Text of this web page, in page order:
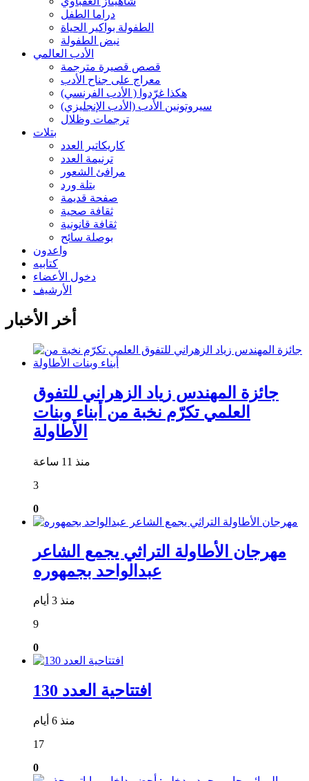
دراما الطفل
الطفولة بواكير الحياة
نبض الطفولة
الأدب العالمي
قصص قصيرة مترجمة
معراج على جناح الأدب
هكذا غرّدوا ( الأدب الفرنسي)
سيروتونين الأدب (الأدب الإنجليزي)
ترجمات وظلال
بتلات
كاريكاتير العدد
ترنيمة العدد
مرافئ الشعور
بتلة ورد
صفحة قديمة
ثقافة صحية
ثقافة قانونية
بوصلة سائح
واعدون
كتابيه
دخول الأعضاء
الأرشيف
أخر الأخبار
جائزة المهندس زياد الزهراني للتفوق
العلمي تكرّم نخبة من أبناء وبنات
الأطاولة
منذ 11 ساعة
3
0
مهرجان الأطاولة التراثي يجمع الشاعر
عبدالواحد بجمهوره
منذ 3 أيام
9
0
افتتاحية العدد 130
منذ 6 أيام
17
0